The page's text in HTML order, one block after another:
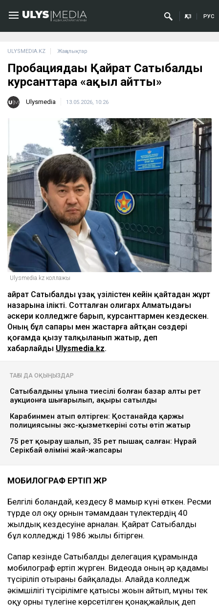
ҚАЗ РУС
ULYSMEDIA.KZ Жаңалықтар
Пробациядағы Қайрат Сатыбалды
курсанттарға «ақыл айтты»
Ulysmedia 13.05.2026, 10:26
Ulysmedia.kz коллажы
Қайрат Сатыбалды ұзақ үзілістен кейін қайтадан жұрт
назарына ілікті. Сотталған олигарх Алматыдағы
әскери колледжге барып, курсанттармен кездескен.
Оның бұл сапары мен жастарға айтқан сөздері
қоғамда қызу талқыланып жатыр, деп
хабарлайды Ulysmedia.kz.
ТАҒЫ ДА ОҚЫҢЫЗДАР
Сатыбалдының ұлына тиесілі болған базар алты рет
аукционға шығарылып, ақыры сатылды
Карабинмен атып өлтірген: Қостанайда қаржы
полициясының экс-қызметкерінің соты өтіп жатыр
75 рет қоңырау шалып, 35 рет пышақ салған: Нұрай
Серікбай өлімінің жай-жапсары
МОБИЛОГРАФ ЕРТІП ЖҮР
Белгілі болғандай, кездесу 8 мамыр күні өткен. Ресми
түрде ол оқу орнын тәмамдаған түлектердің 40
жылдық кездесуіне арналған. Қайрат Сатыбалды
бұл колледжді 1986 жылы бітірген.
Сапар кезінде Сатыбалды делегация құрамында
мобилограф ертіп жүрген. Видеода оның әр қадамы
түсіріліп отырғаны байқалады. Алайда колледж
әкімшілігі түсірілімге қатысы жоғын айтып, мұны тек
оқу орны түлегіне көрсетілген қонақжайлық деп